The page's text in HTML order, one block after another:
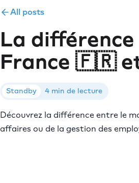
All posts
La
France 🇫🇷
Standby 4 min de lecture
Découvrez la différence entre le
affaires ou de la gestion des